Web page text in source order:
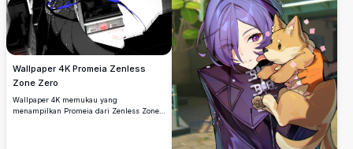
Wallpaper 4K Promeia Zenless
Zone Zero
Wallpaper 4K memukau yang
menampilkan Promeia dari Zenless Zone